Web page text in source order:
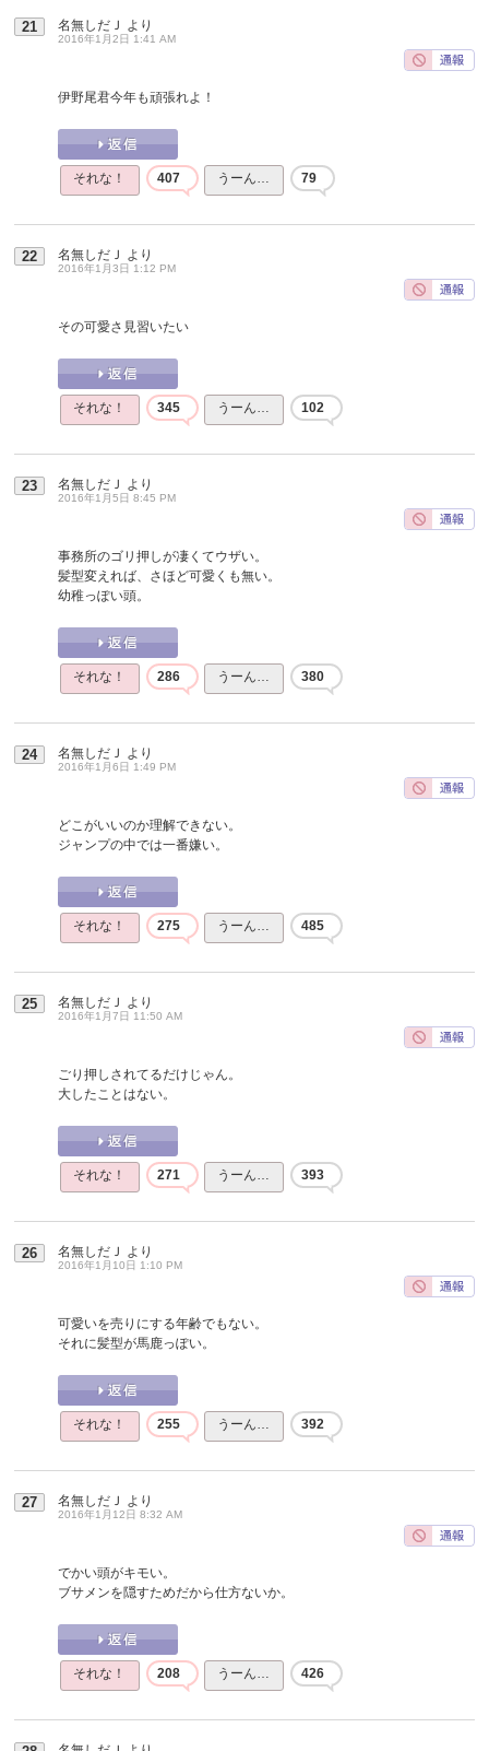
21 名無しだＪ より
2016年1月2日 1:41 AM
伊野尾君今年も頑張れよ！
それな！ 407 うーん… 79
22 名無しだＪ より
2016年1月3日 1:12 PM
その可愛さ見習いたい
それな！ 345 うーん… 102
23 名無しだＪ より
2016年1月5日 8:45 PM
事務所のゴリ押しが凄くてウザい。
髪型変えれば、さほど可愛くも無い。
幼稚っぽい頭。
それな！ 286 うーん… 380
24 名無しだＪ より
2016年1月6日 1:49 PM
どこがいいのか理解できない。
ジャンプの中では一番嫌い。
それな！ 275 うーん… 485
25 名無しだＪ より
2016年1月7日 11:50 AM
ごり押しされてるだけじゃん。
大したことはない。
それな！ 271 うーん… 393
26 名無しだＪ より
2016年1月10日 1:10 PM
可愛いを売りにする年齢でもない。
それに髪型が馬鹿っぽい。
それな！ 255 うーん… 392
27 名無しだＪ より
2016年1月12日 8:32 AM
でかい頭がキモい。
ブサメンを隠すためだから仕方ないか。
それな！ 208 うーん… 426